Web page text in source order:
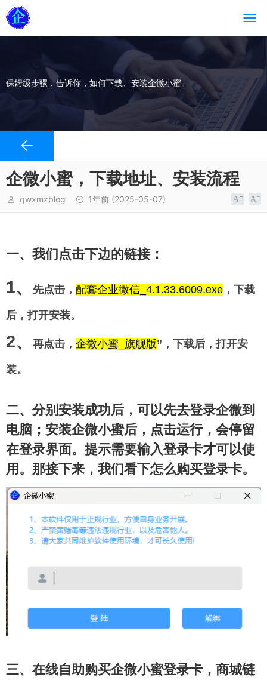
保姆级步骤，告诉你，如何下载、安装企微小蜜。
企微小蜜，下载地址、安装流程
qwxmzblog 1年前 (2025-05-07)
一、我们点击下边的链接：
1、 先点击， 配套企业微信_4.1.33.6009.exe ，下载
后，打开安装。
2、 再点击， 企微小蜜_旗舰版”，下载后，打开安
装。
二、分别安装成功后，可以先去登录企微到
电脑；安装企微小蜜后，点击运行，会停留
在登录界面。提示需要输入登录卡才可以使
用。那接下来，我们看下怎么购买登录卡。
三、在线自助购买企微小蜜登录卡，商城链